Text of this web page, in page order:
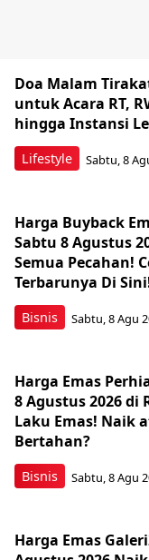
Lifestyle
Doa Malam
untuk Acara RT,
hingga Instansi
Sabtu, 8
Bisnis
Harga Buyback
Sabtu 8 Agustus
Semua Pecahan!
Terbarunya Di
Sabtu, 8 Agu
Bisnis
Harga Emas
8 Agustus 2026 di
Laku Emas! Naik
Bertahan?
Sabtu, 8 Agu
Harga Emas